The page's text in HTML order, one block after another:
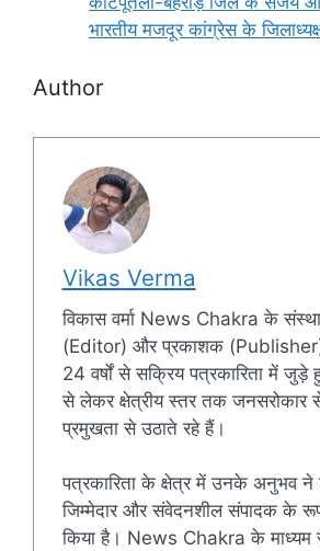
भारतीय मजदूर कांग्रेस के
Author
Vikas Verma
विकास वर्मा News Chakra के
(Editor) और प्रकाशक
24 वर्षों से सक्रिय पत्रकारिता में जुड़े
से लेकर क्षेत्रीय स्तर तक जनसरोकार
प्रमुखता से उठाते रहे हैं।
पत्रकारिता के क्षेत्र में उनके अनुभव ने
जिम्मेदार और संवेदनशील संपादक के
किया है। News Chakra के माध्यम